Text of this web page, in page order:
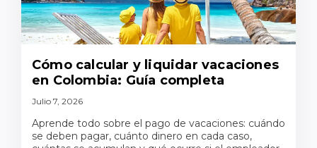
Cómo calcular y liquidar vacaciones
en Colombia: Guía completa
Julio 7, 2026
Aprende todo sobre el pago de vacaciones: cuándo
se deben pagar, cuánto dinero en cada caso,